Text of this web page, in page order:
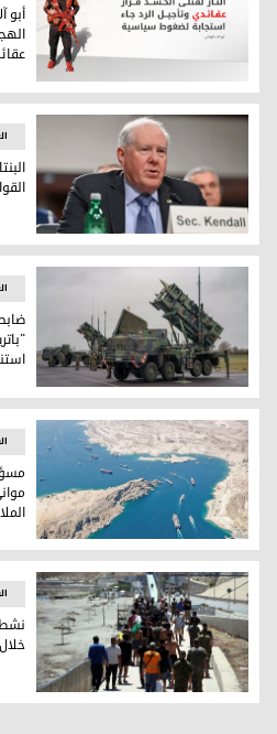
أبو
وزير القوات الجوية السابق فرانك
مجموعة من المهاجرين تقترب